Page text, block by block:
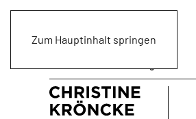
Zum Hauptinhalt springen